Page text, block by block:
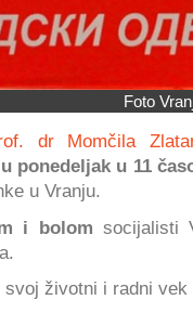
Foto
dr Momčila
ponedeljak u 11
u Vranju.
i bolom socijalisti
svoj životni i radni vek